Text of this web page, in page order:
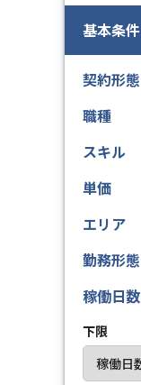
基本条件
契約形態
職種
スキル
単価
エリア
勤務形態
稼働日数
下限